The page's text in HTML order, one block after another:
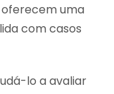
uma
com casos
lo a avaliar